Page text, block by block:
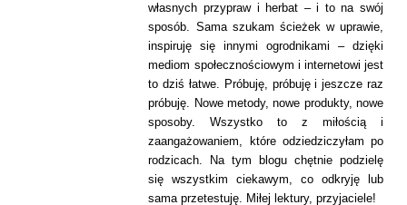
własnych przypraw i herbat – i to na swój
sposób. Sama szukam ścieżek w uprawie,
inspiruję się innymi ogrodnikami – dzięki
mediom społecznościowym i internetowi jest
to dziś łatwe. Próbuję, próbuję i jeszcze raz
próbuję. Nowe metody, nowe produkty, nowe
sposoby. Wszystko to z miłością i
zaangażowaniem, które odziedziczyłam po
rodzicach. Na tym blogu chętnie podzielę
się wszystkim ciekawym, co odkryję lub
sama przetestuję. Miłej lektury, przyjaciele!